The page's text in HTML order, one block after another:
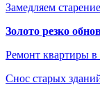
Замедляем
Золото резко
Ремонт квартиры в
Снос старых